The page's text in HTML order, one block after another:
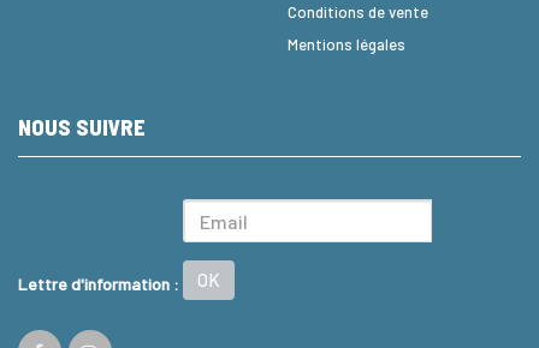
Conditions de vente
Mentions légales
NOUS SUIVRE
Lettre d'information : OK